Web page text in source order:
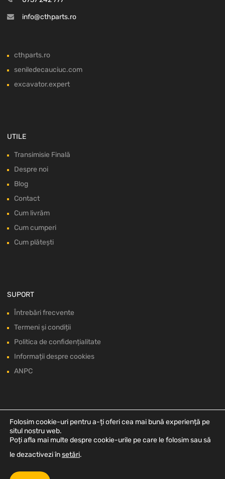
info@cthparts.ro
cthparts.ro
seniledecauciuc.com
excavator.expert
UTILE
Transimisie Finală
Despre noi
Blog
Contact
Cum livrăm
Cum cumperi
Cum plătești
SUPORT
Întrebări frecvente
Termeni și condiții
Politica de confidențialitate
Informații despre cookies
ANPC
Folosim cookie-uri pentru a-ți oferi cea mai bună experiență pe
situl nostru web.
Poți afla mai multe despre cookie-urile pe care le folosim sau să
le dezactivezi însetări.